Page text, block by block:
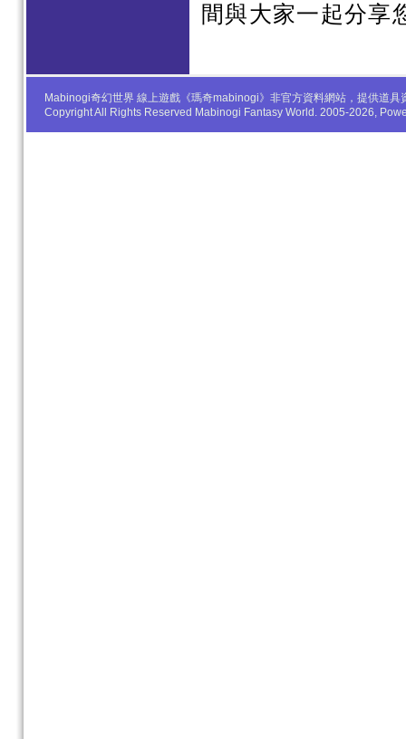
間與大家一起分享
Mabinogi奇幻世界 線上遊戲《瑪奇mabinogi》非官方資料網站，提供道
Copyright All Rights Reserved Mabinogi Fantasy World. 2005-2026,